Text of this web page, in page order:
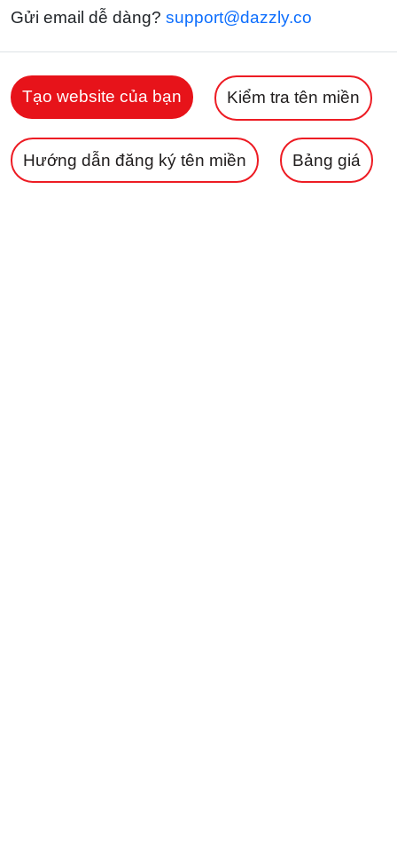
Gửi email dễ dàng? support@dazzly.co
Tạo website của bạn Kiểm tra tên miền
Hướng dẫn đăng ký tên miền Bảng giá